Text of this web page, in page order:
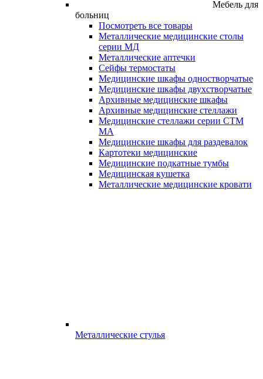
Мебель для
больниц
Посмотреть все товары
Металлические медицинские столы
серии МД
Металлические аптечки
Сейфы термостаты
Медицинские шкафы одностворчатые
Медицинские шкафы двухстворчатые
Архивные медицинские шкафы
Архивные медицинские стеллажи
Медицинские стеллажи серии СТМ
МА
Медицинские шкафы для раздевалок
Картотеки медицинские
Медицинские подкатные тумбы
Медицинская кушетка
Металлические медицинские кровати
Металлические стулья